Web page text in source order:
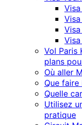
Vol Paris
plans
Où aller
Que faire
Quelle
Utilisez
pratique